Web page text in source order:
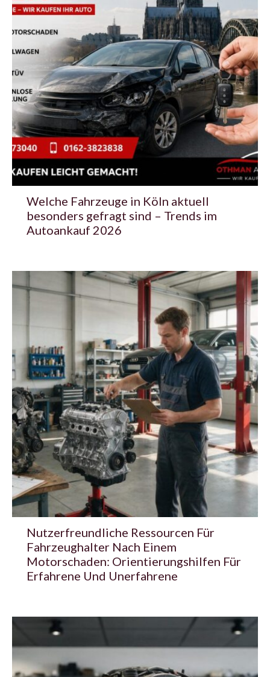
Welche Fahrzeuge in Köln aktuell
besonders gefragt sind – Trends im
Autoankauf 2026
Nutzerfreundliche Ressourcen Für
Fahrzeughalter Nach Einem
Motorschaden: Orientierungshilfen Für
Erfahrene Und Unerfahrene